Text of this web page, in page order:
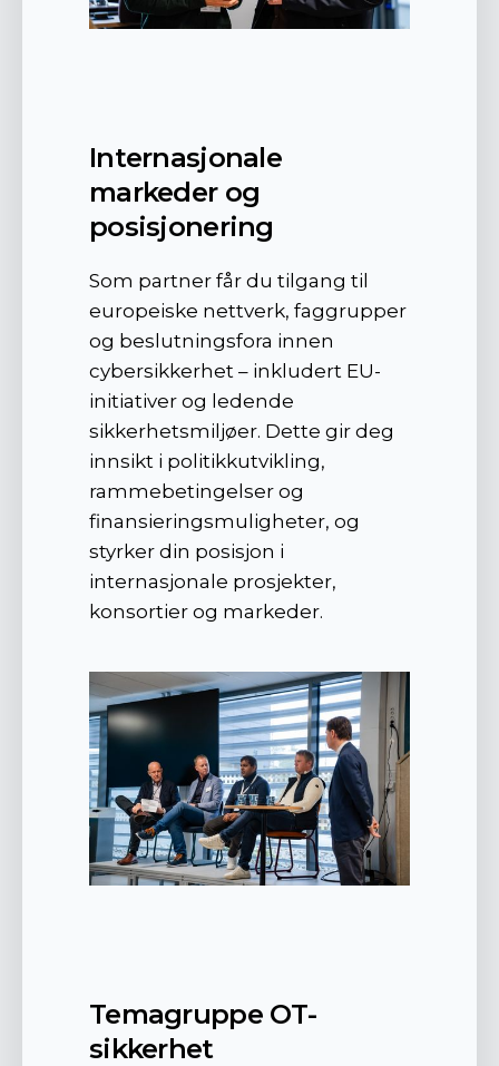
Internasjonale
markeder og
posisjonering
Som partner får du tilgang til
europeiske nettverk, faggrupper
og beslutningsfora innen
cybersikkerhet – inkludert EU-
initiativer og ledende
sikkerhetsmiljøer. Dette gir deg
innsikt i politikkutvikling,
rammebetingelser og
finansieringsmuligheter, og
styrker din posisjon i
internasjonale prosjekter,
konsortier og markeder.
Temagruppe OT-
sikkerhet